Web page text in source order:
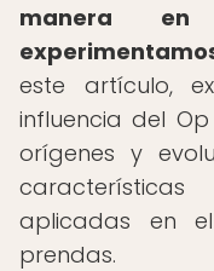
manera
este artículo,
influencia del
orígenes y
aplicadas en
prendas.